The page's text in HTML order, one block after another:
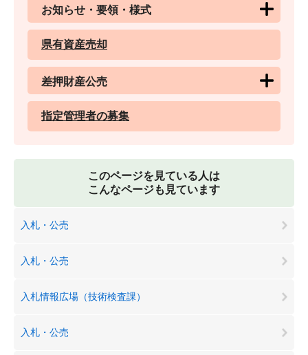
お知らせ・要領・様式
県有資産売却
差押財産公売
指定管理者の募集
このページを見ている人は
こんなページも見ています
入札・公売
入札・公売
入札情報広場（技術検査課）
入札・公売